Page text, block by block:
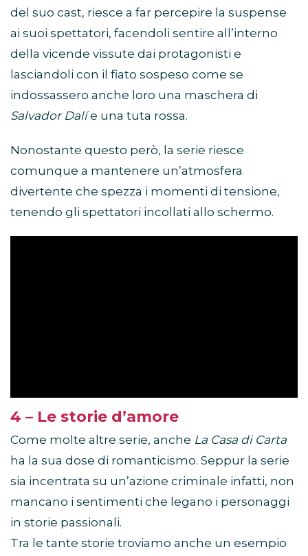
del suo cast, riesce a far percepire la suspense
ai suoi spettatori, facendoli sentire all’interno
della vicende vissute dai protagonisti e
lasciandoli con il fiato sospeso come se
indossassero anche loro una maschera di
Salvador Dalíe una tuta rossa.
Nonostante questo però, la serie riesce
comunque a mantenere un’atmosfera
divertente che spezza i momenti di tensione,
tenendo gli spettatori incollati allo schermo.
4 – Le storie d’amore
Come molte altre serie, anche La Casa di Carta
ha la sua dose di romanticismo. Seppur la serie
sia incentrata su un’azione criminale infatti, non
mancano i sentimenti che legano i personaggi
in storie passionali.
Tra le tante storie troviamo anche un esempio